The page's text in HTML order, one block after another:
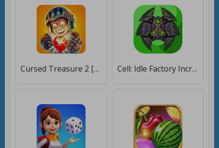
Cursed Treasure 2 [Мод меню] Cell: Idle Factory Incremental [Много денег]